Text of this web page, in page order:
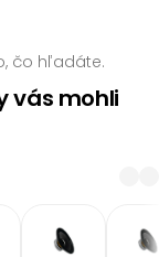
čo hľadáte.
vás mohli